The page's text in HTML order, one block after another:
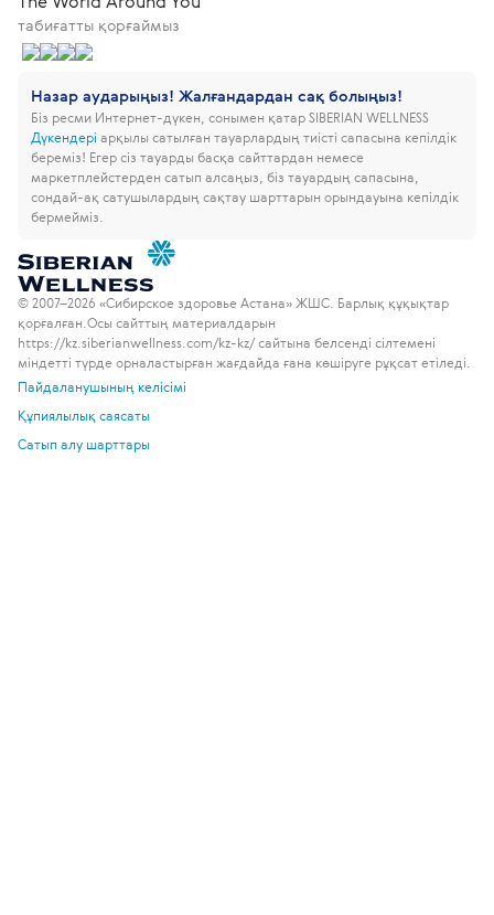
табиғатты қорғаймыз
Назар аударыңыз! Жалғандардан сақ болыңыз!
Біз ресми Интернет-дүкен, сонымен қатар SIBERIAN WELLNESS
Дүкендері арқылы сатылған тауарлардың тиісті сапасына кепілдік
береміз! Егер сіз тауарды басқа сайттардан немесе
маркетплейстерден сатып алсаңыз, біз тауардың сапасына,
сондай-ақ сатушылардың сақтау шарттарын орындауына кепілдік
бермейміз.
© 2007–2026 «Сибирское здоровье Астана» ЖШС. Барлық құқықтар
қорғалған. Осы сайттың материалдарын
https://kz.siberianwellness.com/kz-kz/ сайтына белсенді сілтемені
міндетті түрде орналастырған жағдайда ғана көшіруге рұқсат етіледі.
Пайдаланушының келісімі
Құпиялылық саясаты
Сатып алу шарттары